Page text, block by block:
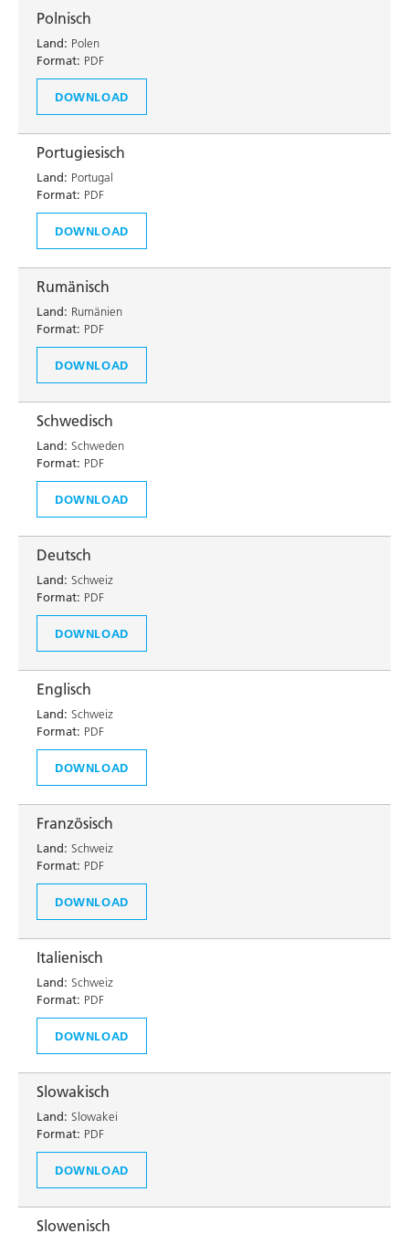
Polnisch
Land: Polen
Format: PDF
DOWNLOAD
Portugiesisch
Land: Portugal
Format: PDF
DOWNLOAD
Rumänisch
Land: Rumänien
Format: PDF
DOWNLOAD
Schwedisch
Land: Schweden
Format: PDF
DOWNLOAD
Deutsch
Land: Schweiz
Format: PDF
DOWNLOAD
Englisch
Land: Schweiz
Format: PDF
DOWNLOAD
Französisch
Land: Schweiz
Format: PDF
DOWNLOAD
Italienisch
Land: Schweiz
Format: PDF
DOWNLOAD
Slowakisch
Land: Slowakei
Format: PDF
DOWNLOAD
Slowenisch